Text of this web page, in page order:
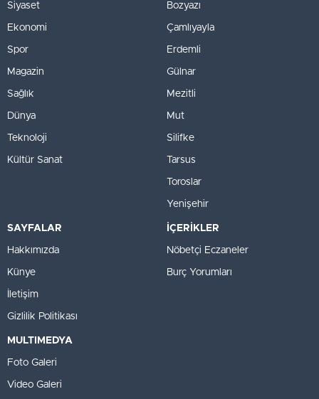
Siyaset
Ekonomi
Spor
Magazin
Sağlık
Dünya
Teknoloji
Kültür Sanat
Bozyazı
Çamlıyayla
Erdemli
Gülnar
Mezitli
Mut
Silifke
Tarsus
Toroslar
Yenişehir
SAYFALAR
Hakkımızda
Künye
İletişim
Gizlilik Politikası
İÇERİKLER
Nöbetçi Eczaneler
Burç Yorumları
MULTIMEDYA
Foto Galeri
Video Galeri